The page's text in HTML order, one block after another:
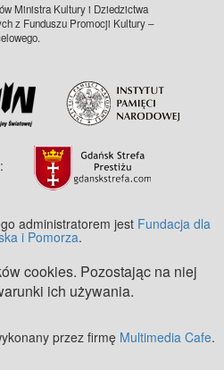
Ministra Kultury i Dziedzictwa
z Funduszu Promocji Kultury –
administratorem jest Fundacja dla
i Pomorza.
cookies. Pozostając na niej
ich używania.
przez firmę Multimedia Cafe.